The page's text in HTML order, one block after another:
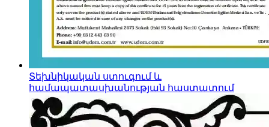
Տեխնիկական ստուգում և
համապատասխանության հաստատում